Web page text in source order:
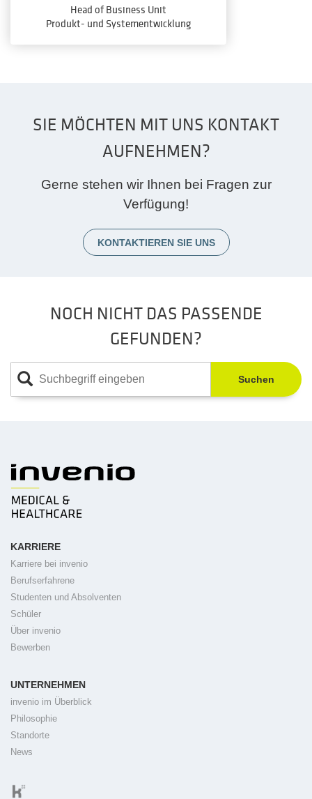
Head of Business Unit
Produkt- und Systementwicklung
SIE MÖCHTEN MIT UNS KONTAKT
AUFNEHMEN?
Gerne stehen wir Ihnen bei Fragen zur
Verfügung!
KONTAKTIEREN SIE UNS
NOCH NICHT DAS PASSENDE
GEFUNDEN?
Suchen
KARRIERE
Karriere bei invenio
Berufserfahrene
Studenten und Absolventen
Schüler
Über invenio
Bewerben
UNTERNEHMEN
invenio im Überblick
Philosophie
Standorte
News